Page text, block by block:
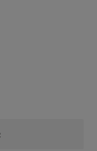
で、脚長効果抜群です